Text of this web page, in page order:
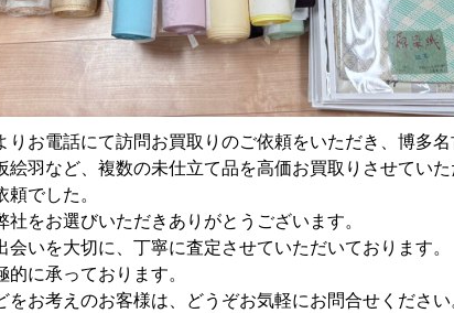
りお電話にて訪問お買取りのご依頼をいただき、博多
絵羽など、複数の未仕立て品を高価お買取りさせていた
でした。
をお選びいただきありがとうございます。
いを大切に、丁寧に査定させていただいております。
に承っております。
お考えのお客様は、どうぞお気軽にお問合せください